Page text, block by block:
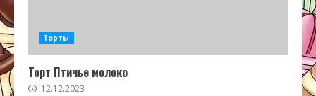
Торты
Торт Птичье молоко
12.12.2023